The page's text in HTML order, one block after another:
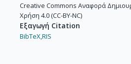
Creative Commons Αναφορά
Χρήση 4.0 (CC-BY-NC)
Εξαγωγή Citation
BibTeX, RIS